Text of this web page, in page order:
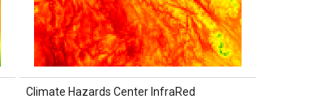
Climate Hazards Center InfraRed